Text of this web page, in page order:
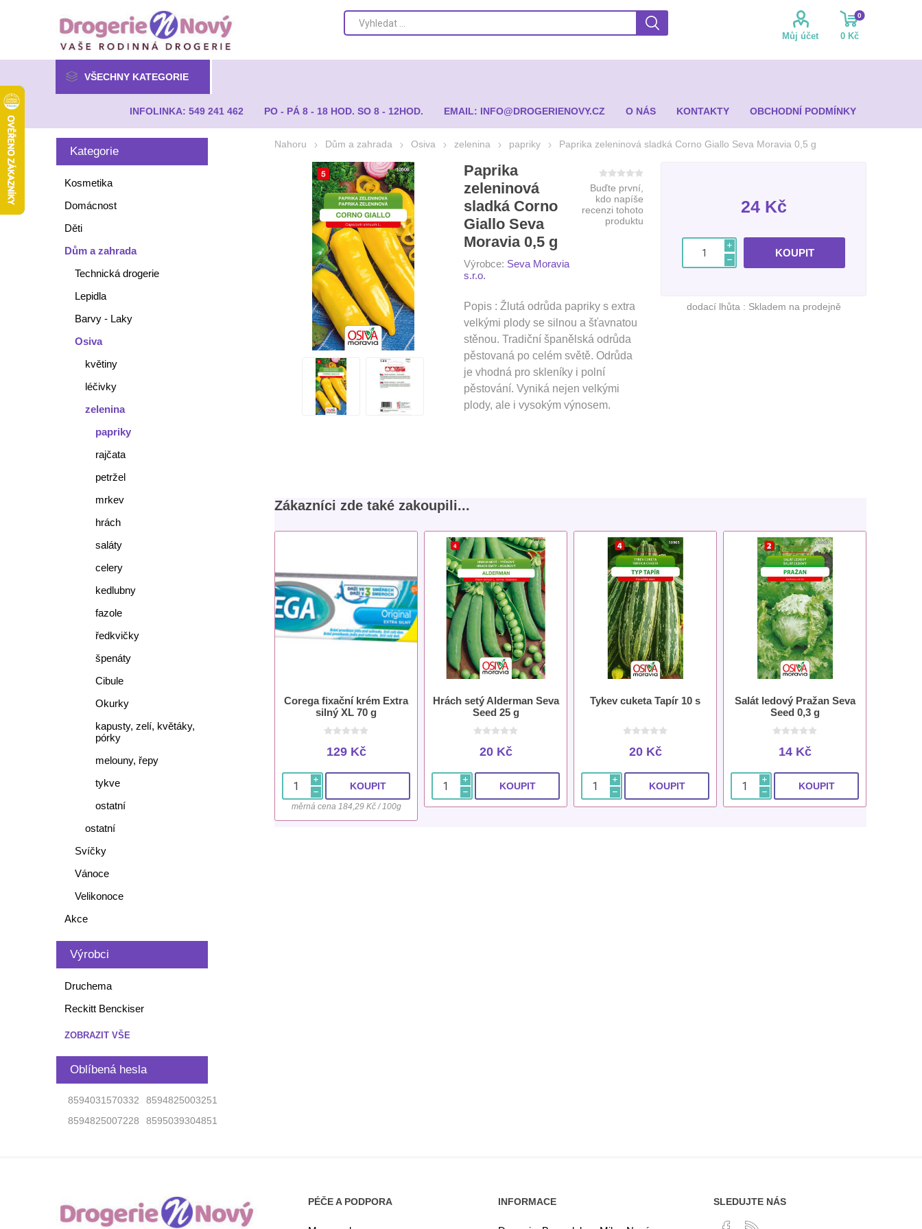
Můj účet
0
0 Kč
VŠECHNY KATEGORIE
INFOLINKA: 549 241 462 PO - PÁ 8 - 18 HOD. SO 8 - 12HOD. EMAIL: INFO@DROGERIENOVY.CZ O NÁS KONTAKTY OBCHODNÍ PODMÍNKY
Nahoru Dům a zahrada Osiva zelenina papriky Paprika zeleninová sladká Corno Giallo Seva Moravia 0,5 g
Paprika
zeleninová
sladká Corno
Giallo Seva
Moravia 0,5 g
Výrobce: Seva Moravia
s.r.o.
Buďte první,
kdo napíše
recenzi tohoto
produktu
Popis : Žlutá odrůda papriky s extra
velkými plody se silnou a šťavnatou
stěnou. Tradiční španělská odrůda
pěstovaná po celém světě. Odrůda
je vhodná pro skleníky i polní
pěstování. Vyniká nejen velkými
plody, ale i vysokým výnosem.
24 Kč
i
h
dodací lhůta : Skladem na prodejně
Zákazníci zde také zakoupili...
Corega fixační krém Extra
silný XL 70 g
129 Kč
i
h
měrná cena 184,29 Kč / 100g
Hrách setý Alderman Seva
Seed 25 g
20 Kč
i
h
Tykev cuketa Tapír 10 s
20 Kč
i
h
Salát ledový Pražan Seva
Seed 0,3 g
14 Kč
i
h
Kategorie
Kosmetika
Domácnost
Děti
Dům a zahrada
Technická drogerie
Lepidla
Barvy - Laky
Osiva
květiny
léčivky
zelenina
papriky
rajčata
petržel
mrkev
hrách
saláty
celery
kedlubny
fazole
ředkvičky
špenáty
Cibule
Okurky
kapusty, zelí, květáky,
pórky
melouny, řepy
tykve
ostatní
ostatní
Svíčky
Vánoce
Velikonoce
Akce
Výrobci
Druchema
Reckitt Benckiser
ZOBRAZIT VŠE
Oblíbená hesla
8594031570332
8594825003251
8594825007228
8595039304851
PÉČE A PODPORA INFORMACE SLEDUJTE NÁS